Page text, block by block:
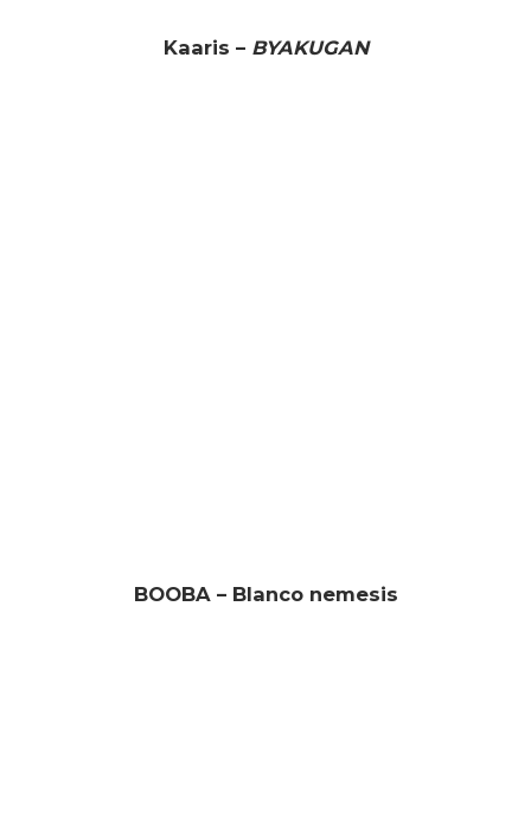
Kaaris – BYAKUGAN
BOOBA – Blanco nemesis